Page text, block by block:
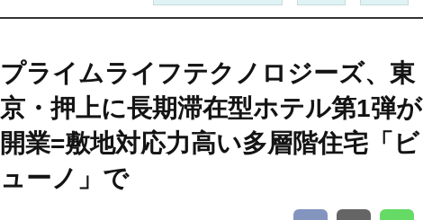
プライムライフテクノロジーズ、東
京・押上に長期滞在型ホテル第1弾が
開業=敷地対応力高い多層階住宅「ビ
ューノ」で